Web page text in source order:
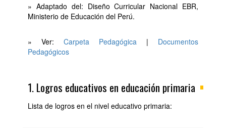
» Adaptado del: Diseño Curricular Nacional EBR,
Ministerio de Educación del Perú.
» Ver: Carpeta Pedagógica | Documentos
Pedagógicos
1. Logros educativos en educación primaria
Lista de logros en el nivel educativo primaria: